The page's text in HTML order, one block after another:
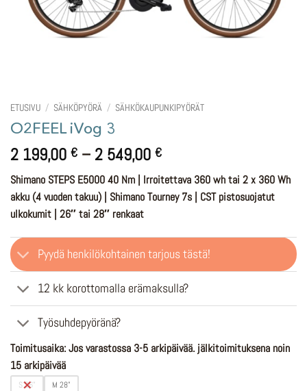
ETUSIVU / SÄHKÖPYÖRÄ / SÄHKÖKAUPUNKIPYÖRÄT
O2FEEL iVog 3
2 199,00 € – 2 549,00 €Hintaluokka:
199,00 €
-
549,00 €
Shimano STEPS E5000 40 Nm | Irroitettava 360 wh tai 2 x 360 Wh
akku (4 vuoden takuu) | Shimano Tourney 7s | CST pistosuojatut
ulkokumit | 26″ tai 28″ renkaat
Pyydä henkilökohtainen tarjous tästä!
12 kk korottomalla erämaksulla?
Työsuhdepyöränä?
Toimitusaika: Jos varastossa 3-5 arkipäivää. jälkitoimituksena noin
15 arkipäivää
S 26" M 28"